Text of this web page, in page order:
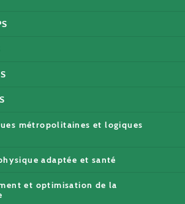
métropolitaines et logiques
adaptée et santé
et optimisation de la